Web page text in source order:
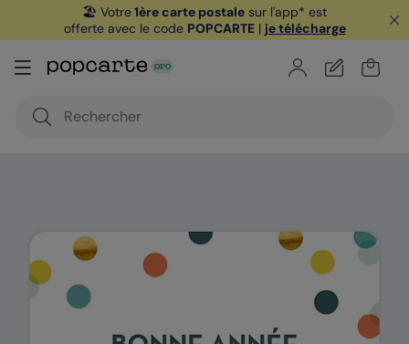
🏖️ Votre1ère carte postale sur l'app* est
offerte avec le code POPCARTE| je télécharge